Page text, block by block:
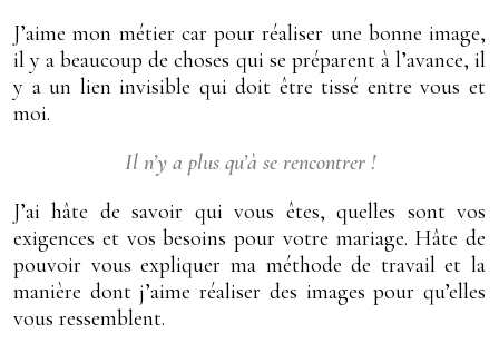
J’aime mon métier car pour réaliser une bonne image,
il y a beaucoup de choses qui se préparent à l’avance, il
y a un lien invisible qui doit être tissé entre vous et
moi.
Il n’y a plus qu’à se rencontrer !
J’ai hâte de savoir qui vous êtes, quelles sont vos
exigences et vos besoins pour votre mariage. Hâte de
pouvoir vous expliquer ma méthode de travail et la
manière dont j’aime réaliser des images pour qu’elles
vous ressemblent.